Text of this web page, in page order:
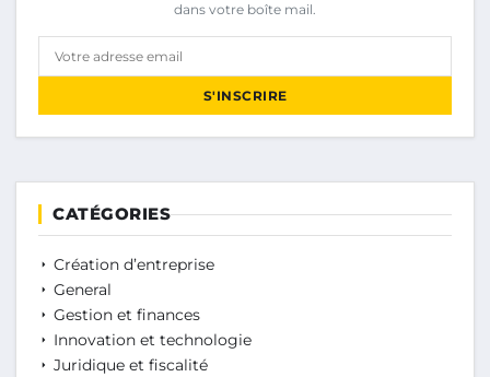
dans votre boîte mail.
Votre adresse email
S'INSCRIRE
CATÉGORIES
Création d’entreprise
General
Gestion et finances
Innovation et technologie
Juridique et fiscalité